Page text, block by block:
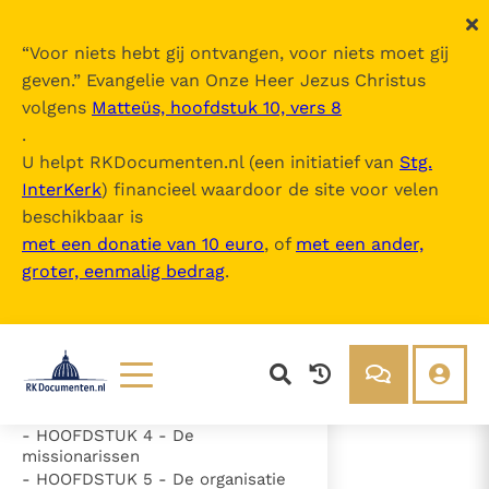
“Voor niets hebt gij ontvangen, voor niets moet gij
geven.” Evangelie van Onze Heer Jezus Christus
volgens Matteüs, hoofdstuk 10, vers 8
.
U helpt RKDocumenten.nl (een initiatief van Stg.
InterKerk) financieel waardoor de site voor velen
beschikbaar is
met een donatie van 10 euro, of met een ander,
groter, eenmalig bedrag.
Documenten
Over ons
Ad Gentes Divinitus
Inhoudsopgave
uitklappen
- Inleiding
beginselen
- HOOFDSTUK 2 - Het missiewerk
in zichzelf
- HOOFDSTUK 3 - De particuliere
- HOOFDSTUK 4 - De
missionarissen
- HOOFDSTUK 5 - De organisatie
- Inleiding